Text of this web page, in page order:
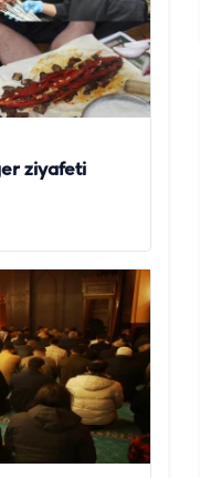
ziyafeti